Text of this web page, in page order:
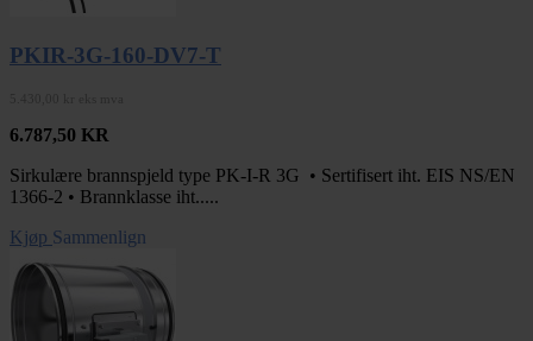
PKIR-3G-160-DV7-T
6.787,50 KR
Sirkulære brannspjeld type PK-I-R 3G • Sertifisert iht. EIS NS/EN
1366-2 • Brannklasse iht.....
Kjøp Sammenlign